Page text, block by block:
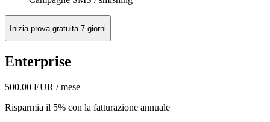
Inizia prova gratuita 7 giorni
Enterprise
500.00 EUR / mese
Risparmia il 5% con la fatturazione annuale